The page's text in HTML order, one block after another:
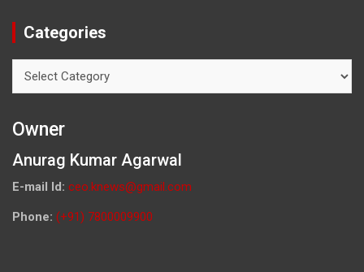
Categories
Owner
Anurag Kumar Agarwal
E-mail Id: ceo.knews@gmail.com
Phone: (+91) 7800009900